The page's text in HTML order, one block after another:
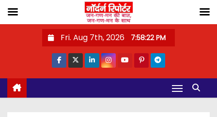
o
Fri. Aug 7th, 2026 7:58:23 PM